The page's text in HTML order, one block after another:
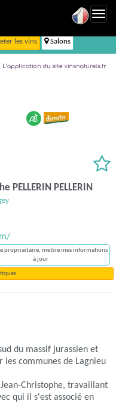
les vins Salons
PELLERIN PELLERIN
propriaitaire, mettre mes informations
à jour
du massif jurassien et
les communes de Lagnieu
Christophe, travaillant
qui il s'est associé en